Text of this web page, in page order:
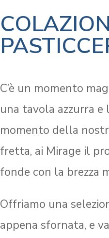
C’è un momento
una tavola azzurra e
momento della
fretta, ai Mirage il
fonde con la brezza
Offriamo una
appena sfornata, e